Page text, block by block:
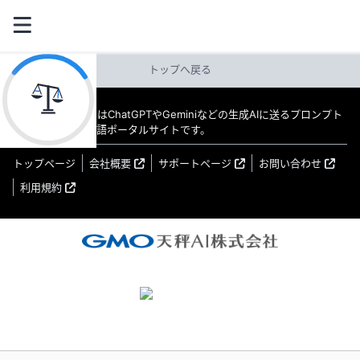
トップへ戻る
教えてAI byGMO はChatGPTやGeminiなどの生成AIに送るプロンプト
（指示文）の日本語ポータルサイトです。
トップページ 会社概要 サポートページ
お問い合わせ
利用規約